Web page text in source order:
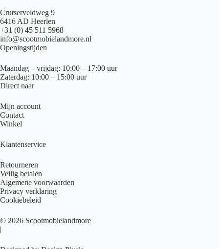
Crutserveldweg 9
6416 AD Heerlen
+31 (0) 45 511 5968
info@scootmobielandmore.nl
Openingstijden
Maandag – vrijdag: 10:00 – 17:00 uur
Zaterdag: 10:00 – 15:00 uur
Direct naar
Mijn account
Contact
Winkel
Klantenservice
Retourneren
Veilig betalen
Algemene voorwaarden
Privacy verklaring
Cookiebeleid
© 2026 Scootmobielandmore
|